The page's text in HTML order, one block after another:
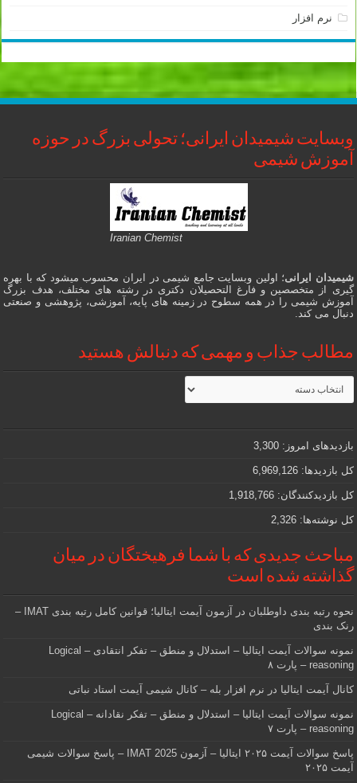
نرم افزار
وبسایت شیمیدان ایرانی؛ تحولی بزرگ در حوزه
آموزش شیمی
Iranian Chemist
شیمیدان ایرانی؛ اولین وبسایت جامع شیمی در ایران محسوب میشود که با بهره
گیری از متخصصین و فارغ التحصیلان دکتری در رشته های مختلف، هدف بزرگ
آموزش شیمی را در همه سطوح در زمینه های پایه، آموزشی، پژوهشی و صنعتی
دنبال می کند.
مطالب جذاب و مهمی که دنبالش هستید
مطالب
جذاب
و
که
دنبالش
هستید
بازدیدهای امروز: 3,300
کل بازدیدها: 6,969,126
کل بازدیدکنند‌گان: 1,918,766
کل نوشته‌ها: 2,326
مباحث جدیدی که با شما فرهیختگان در میان
گذاشته شده است
نحوه رتبه بندی داوطلبان در آزمون آیمت ایتالیا؛ قوانین کامل رتبه بندی IMAT –
رنک بندی
نمونه سوالات آیمت ایتالیا – استدلال و منطق – تفکر انتقادی – Logical
reasoning – پارت ۸
کانال آیمت ایتالیا در نرم افزار بله – کانال شیمی آیمت استاد نباتی
نمونه سوالات آیمت ایتالیا – استدلال و منطق – تفکر نقادانه – Logical
reasoning – پارت ۷
پاسخ سوالات آیمت ۲۰۲۵ ایتالیا – آزمون IMAT 2025 – پاسخ سوالات شیمی
آیمت ۲۰۲۵